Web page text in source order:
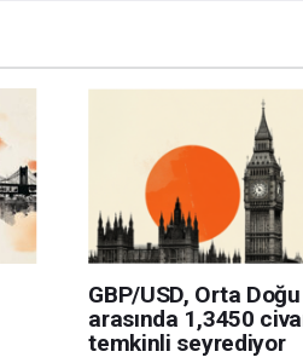
bu
ve yatırım
çıkabilecek
GBP/USD, Orta
arasında 1,3450
temkinli seyrediyor